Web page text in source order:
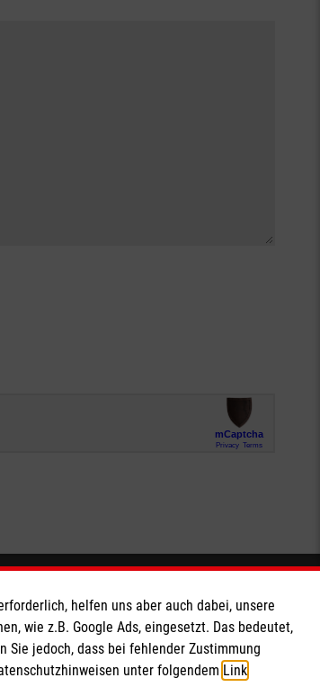
Soziale Netzwerke
helfen uns aber auch dabei, unsere
wie z.B. Google Ads, eingesetzt. Das bedeutet,
Sie jedoch, dass bei fehlender Zustimmung
unter folgendem Link